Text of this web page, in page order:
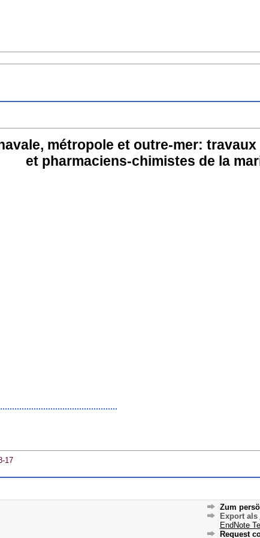
métropole et outre-mer:
et pharmaciens-chimistes de la
17
Zum
Export als
EndNote
Request